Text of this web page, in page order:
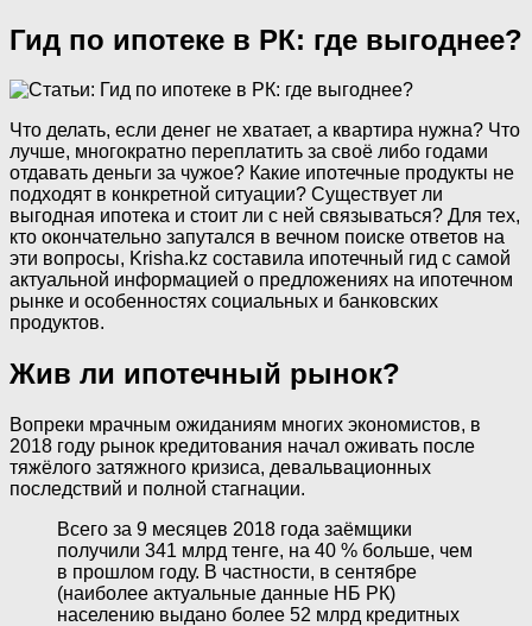
Гид по ипотеке в РК: где выгоднее?
Что делать, если денег не хватает, а квартира нужна? Что
лучше, многократно переплатить за своё либо годами
отдавать деньги за чужое? Какие ипотечные продукты не
подходят в конкретной ситуации? Существует ли
выгодная ипотека и стоит ли с ней связываться? Для тех,
кто окончательно запутался в вечном поиске ответов на
эти вопросы, Krisha.kz составила ипотечный гид с самой
актуальной информацией о предложениях на ипотечном
рынке и особенностях социальных и банковских
продуктов.
Жив ли ипотечный рынок?
Вопреки мрачным ожиданиям многих экономистов, в
2018 году рынок кредитования начал оживать после
тяжёлого затяжного кризиса, девальвационных
последствий и полной стагнации.
Всего за 9 месяцев 2018 года заёмщики
получили 341 млрд тенге, на 40 % больше, чем
в прошлом году. В частности, в сентябре
(наиболее актуальные данные НБ РК)
населению выдано более 52 млрд кредитных